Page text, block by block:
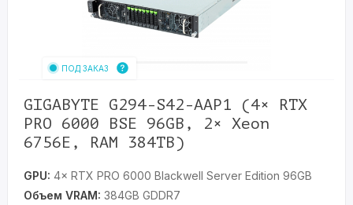
ПОД ЗАКАЗ
GIGABYTE G294-S42-AAP1 (4× RTX
PRO 6000 BSE 96GB, 2× Xeon
6756E, RAM 384TB)
GPU: 4× RTX PRO 6000 Blackwell Server Edition 96GB
Объем VRAM: 384GB GDDR7